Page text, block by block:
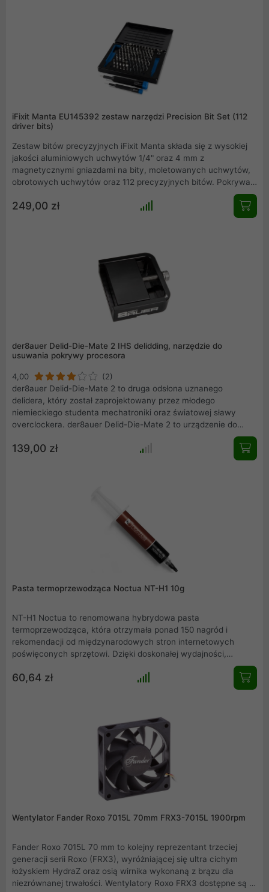
iFixit Manta EU145392 zestaw narzędzi Precision Bit Set (112
driver bits)
Zestaw bitów precyzyjnych iFixit Manta składa się z wysokiej
jakości aluminiowych uchwytów 1/4" oraz 4 mm z
magnetycznymi gniazdami na bity, moletowanych uchwytów,
obrotowych uchwytów oraz 112 precyzyjnych bitów. Pokrywa
zestawu jest przymocowana za pomocą magnesów, a także
rozkłada się z tyłu zestawu, dzięki czemu nie będzie Ci
249,00 zł
der8auer Delid-Die-Mate 2 IHS delidding, narzędzie do
usuwania pokrywy procesora
4,00
(2)
der8auer Delid-Die-Mate 2 to druga odsłona uznanego
delidera, który został zaprojektowany przez młodego
niemieckiego studenta mechatroniki oraz światowej sławy
overclockera. der8auer Delid-Die-Mate 2 to urządzenie do
Devil's Canyon, Broadwell, Skylake, Kaby Lake oraz Coffee
Lake pod gniazdo 115(X) bez dopisku -E, a także procesory
139,00 zł
Pasta termoprzewodząca Noctua NT-H1 10g
NT-H1 Noctua to renomowana hybrydowa pasta
termoprzewodząca, która otrzymała ponad 150 nagród i
rekomendacji od międzynarodowych stron internetowych
poświęconych sprzętowi. Dzięki doskonałej wydajności,
wyjątkowej łatwości użytkowania i wyjątkowej stabilności na
dłuższą metę stał się ulubionym produktem wśród
overclockerów i entuzjastów na całym świecie. Niezależnie od
sprawdzona pasta klasy premium, która gwarantuje doskonałe
60,64 zł
Wentylator Fander Roxo 7015L 70mm FRX3-7015L 1900rpm
Fander Roxo 7015L 70 mm to kolejny reprezentant trzeciej
generacji serii Roxo (FRX3), wyróżniającej się ultra cichym
łożyskiem HydraZ oraz osią wirnika wykonaną z brązu dla
niezrównanej trwałości. Wentylatory Roxo FRX3 dostępne są w